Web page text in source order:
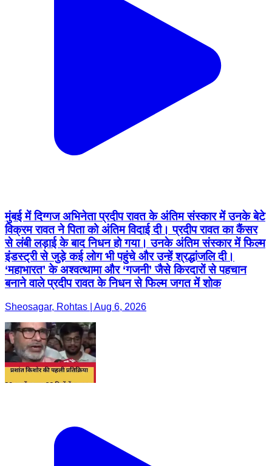
मुंबई में दिग्गज अभिनेता प्रदीप रावत के अंतिम संस्कार में उनके बेटे
विक्रम रावत ने पिता को अंतिम विदाई दी। प्रदीप रावत का कैंसर
से लंबी लड़ाई के बाद निधन हो गया। उनके अंतिम संस्कार में फिल्म
इंडस्ट्री से जुड़े कई लोग भी पहुंचे और उन्हें श्रद्धांजलि दी।
‘महाभारत’ के अश्वत्थामा और ‘गजनी’ जैसे किरदारों से पहचान
बनाने वाले प्रदीप रावत के निधन से फिल्म जगत में शोक
Sheosagar, Rohtas | Aug 6, 2026